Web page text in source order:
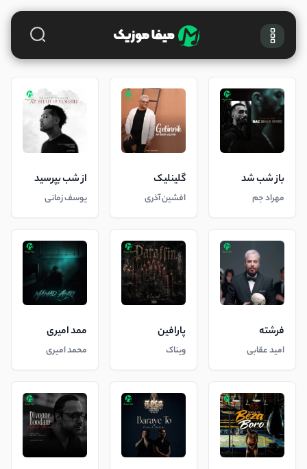
باز شب شد
مهراد جم
گلینلیک
افشین آذری
از شب بپرسید
یوسف زمانی
فرشته
امید عقابی
پارافین
ویناک
ممد امیری
محمد امیری